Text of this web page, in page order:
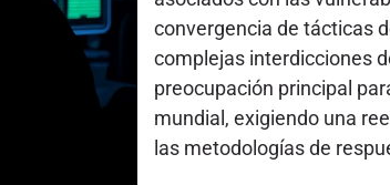
convergencia de tácticas
complejas interdicciones
preocupación principal
mundial, exigiendo una
las metodologías de